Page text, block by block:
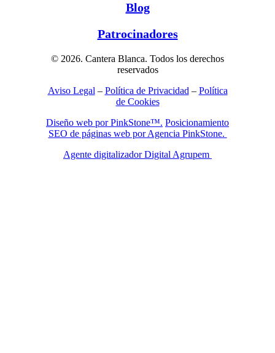
Blog
Patrocinadores
© 2026. Cantera Blanca. Todos los derechos
reservados
Aviso Legal – Política de Privacidad – Política
de Cookies
Diseño web por PinkStone™. Posicionamiento
SEO de páginas web por Agencia PinkStone.
Agente digitalizador Digital Agrupem